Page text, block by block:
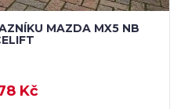
MAZDA MX5 NB
Kč